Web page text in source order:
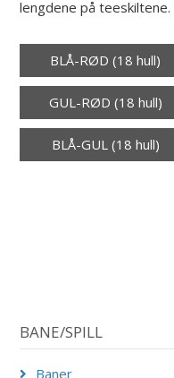
lengdene på
BLÅ-RØD (18 hull)
GUL-RØD (18 hull)
BLÅ-GUL (18 hull)
BANE/SPILL
Baner